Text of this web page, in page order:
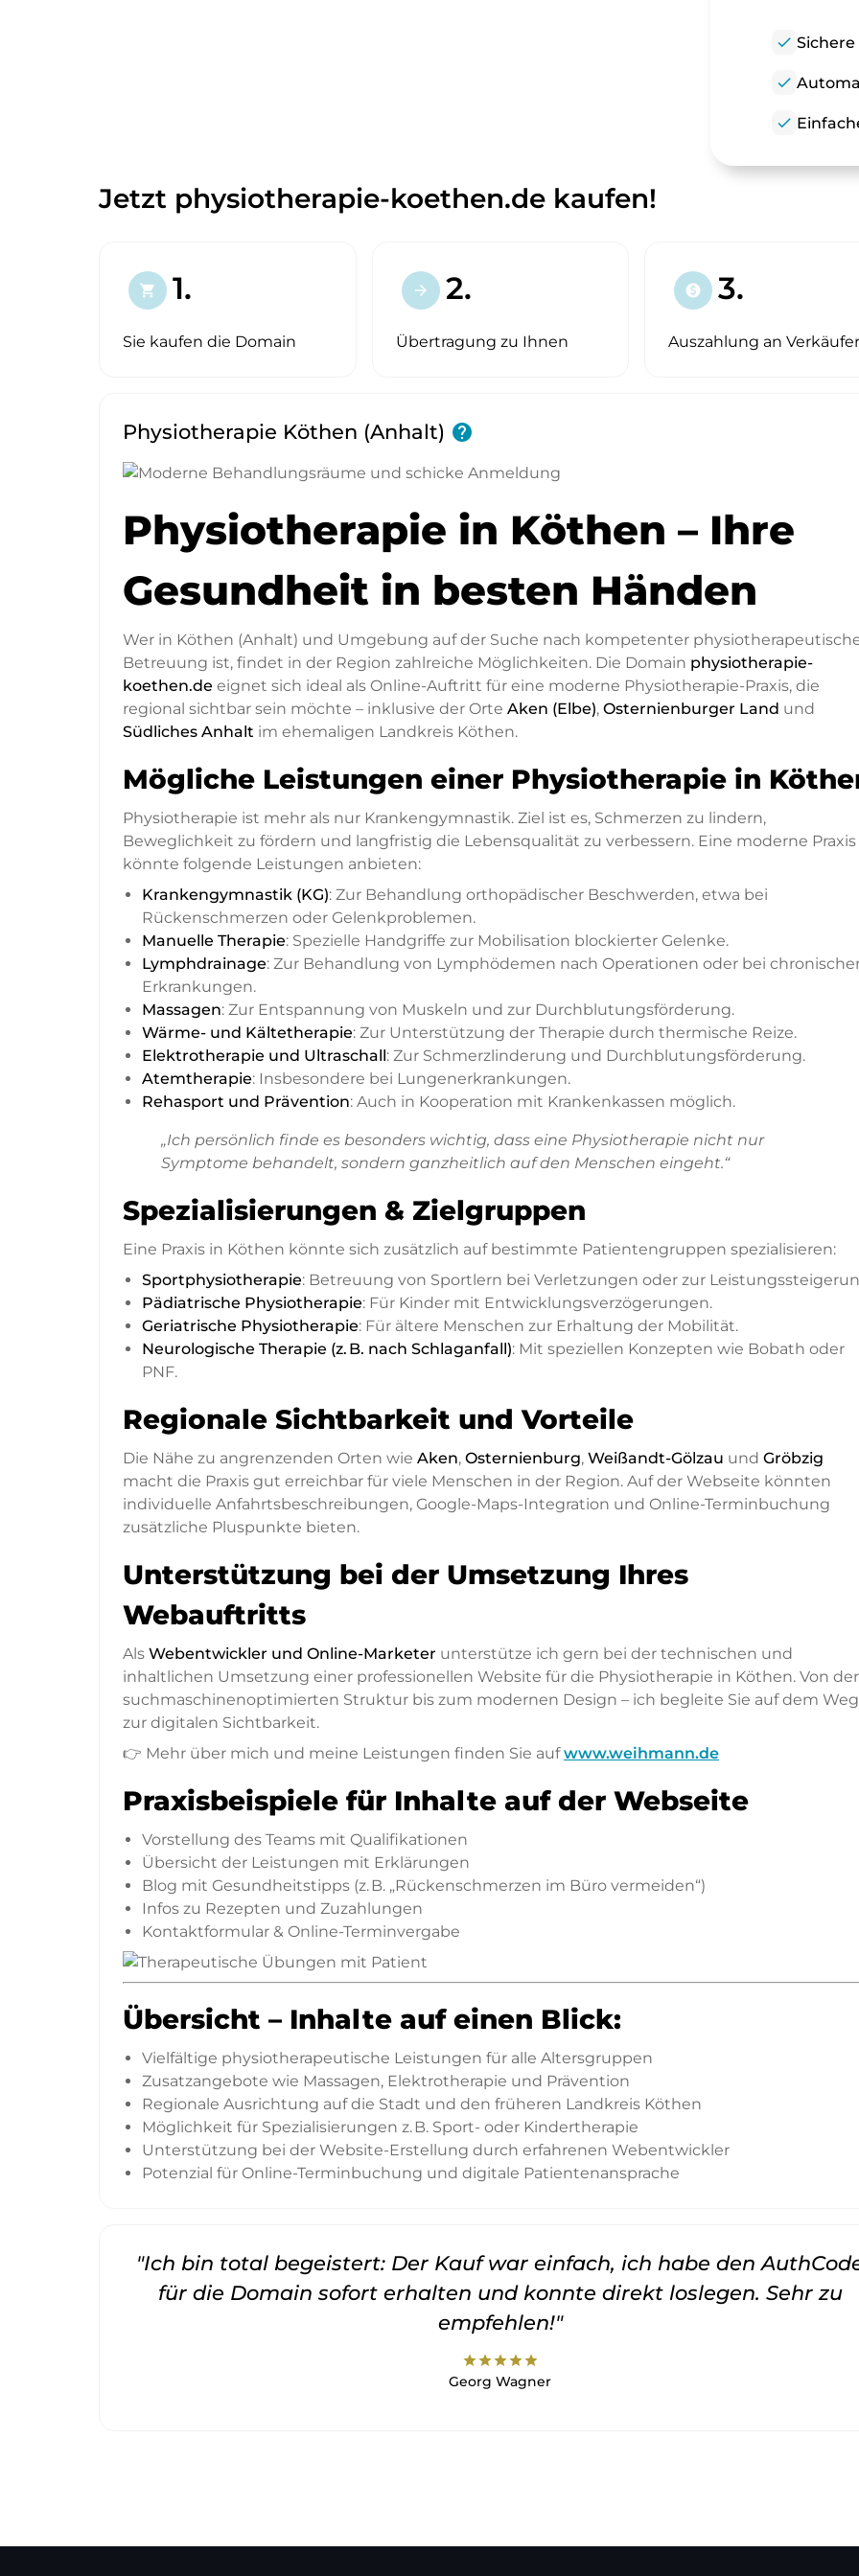
check
check
check
Jetzt physiotherapie-koethen.de kaufen!
shopping_cart 1.
Sie kaufen die Domain
arrow_forward 2.
Übertragung zu Ihnen
paid 3.
Auszahlung an
Physiotherapie Köthen (Anhalt) help
Physiotherapie in Köthen – Ihre
Gesundheit in besten Händen
Wer in Köthen (Anhalt) und Umgebung auf der Suche nach kompetenter
Betreuung ist, findet in der Region zahlreiche Möglichkeiten. Die Domain physiotherapie-
koethen.de eignet sich ideal als Online-Auftritt für eine moderne Physiotherapie-Praxis, die
regional sichtbar sein möchte – inklusive der Orte Aken (Elbe), Osternienburger Land und
Südliches Anhalt im ehemaligen Landkreis Köthen.
Mögliche Leistungen einer Physiotherapie in
Physiotherapie ist mehr als nur Krankengymnastik. Ziel ist es, Schmerzen zu lindern,
Beweglichkeit zu fördern und langfristig die Lebensqualität zu verbessern. Eine moderne Praxis
könnte folgende Leistungen anbieten:
Krankengymnastik (KG): Zur Behandlung orthopädischer Beschwerden, etwa bei
Rückenschmerzen oder Gelenkproblemen.
Manuelle Therapie: Spezielle Handgriffe zur Mobilisation blockierter Gelenke.
Lymphdrainage: Zur Behandlung von Lymphödemen nach Operationen oder bei
Erkrankungen.
Massagen: Zur Entspannung von Muskeln und zur Durchblutungsförderung.
Wärme- und Kältetherapie: Zur Unterstützung der Therapie durch thermische Reize.
Elektrotherapie und Ultraschall: Zur Schmerzlinderung und Durchblutungsförderung.
Atemtherapie: Insbesondere bei Lungenerkrankungen.
Rehasport und Prävention: Auch in Kooperation mit Krankenkassen möglich.
„Ich persönlich finde es besonders wichtig, dass eine Physiotherapie nicht nur
Symptome behandelt, sondern ganzheitlich auf den Menschen eingeht.“
Spezialisierungen & Zielgruppen
Eine Praxis in Köthen könnte sich zusätzlich auf bestimmte Patientengruppen spezialisieren:
Sportphysiotherapie: Betreuung von Sportlern bei Verletzungen oder zur
Pädiatrische Physiotherapie: Für Kinder mit Entwicklungsverzögerungen.
Geriatrische Physiotherapie: Für ältere Menschen zur Erhaltung der Mobilität.
Neurologische Therapie (z. B. nach Schlaganfall): Mit speziellen Konzepten wie Bobath oder
PNF.
Regionale Sichtbarkeit und Vorteile
Die Nähe zu angrenzenden Orten wie Aken, Osternienburg, Weißandt-Gölzau und Gröbzig
macht die Praxis gut erreichbar für viele Menschen in der Region. Auf der Webseite könnten
individuelle Anfahrtsbeschreibungen, Google-Maps-Integration und Online-Terminbuchung
zusätzliche Pluspunkte bieten.
Unterstützung bei der Umsetzung Ihres
Webauftritts
Als Webentwickler und Online-Marketer unterstütze ich gern bei der technischen und
inhaltlichen Umsetzung einer professionellen Website für die Physiotherapie in Köthen. Von der
suchmaschinenoptimierten Struktur bis zum modernen Design – ich begleite Sie auf dem Weg
zur digitalen Sichtbarkeit.
👉 Mehr über mich und meine Leistungen finden Sie aufwww.weihmann.de
Praxisbeispiele für Inhalte auf der Webseite
Vorstellung des Teams mit Qualifikationen
Übersicht der Leistungen mit Erklärungen
Blog mit Gesundheitstipps (z. B. „Rückenschmerzen im Büro vermeiden“)
Infos zu Rezepten und Zuzahlungen
Kontaktformular & Online-Terminvergabe
Übersicht – Inhalte auf einen Blick:
Vielfältige physiotherapeutische Leistungen für alle Altersgruppen
Zusatzangebote wie Massagen, Elektrotherapie und Prävention
Regionale Ausrichtung auf die Stadt und den früheren Landkreis Köthen
Möglichkeit für Spezialisierungen z. B. Sport- oder Kindertherapie
Unterstützung bei der Website-Erstellung durch erfahrenen Webentwickler
Potenzial für Online-Terminbuchung und digitale Patientenansprache
"Ich bin total begeistert: Der Kauf war einfach, ich habe den
für die Domain sofort erhalten und konnte direkt loslegen. Sehr zu
empfehlen!"
starstarstarstarstar
Georg Wagner